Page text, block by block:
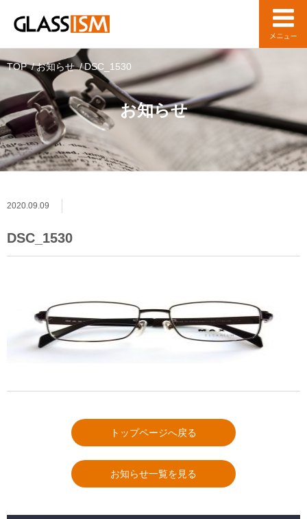
お知らせ
TOP お知らせ DSC_1530
2020.09.09
DSC_1530
トップページへ戻る
お知らせ一覧を見る